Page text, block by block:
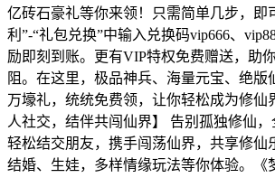
亿砖石豪礼等你来领！只需简单几步，即
利”-“礼包兑换”中输入兑换码vip666、
励即刻到账。更有VIP特权免费赠送，助
阻。在这里，极品神兵、海量元宝、绝版
万壕礼，统统免费领，让你轻松成为修仙
人社交，结伴共闯仙界】 告别孤独修仙
轻松结交朋友，携手闯荡仙界，共享修仙
结婚、生娃，多样情缘玩法等你体验。《